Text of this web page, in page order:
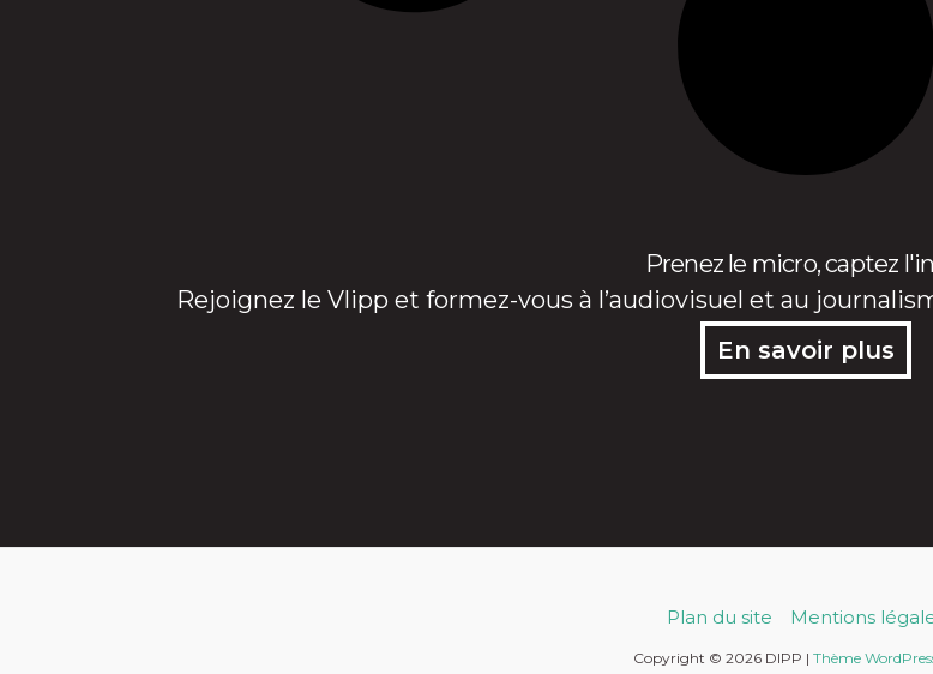
Prenez le micro, captez
Rejoignez le Vlipp et formez-vous à l’audiovisuel et au
En savoir plus
Plan du site Mentions
Copyright © 2026 DIPP | Thème